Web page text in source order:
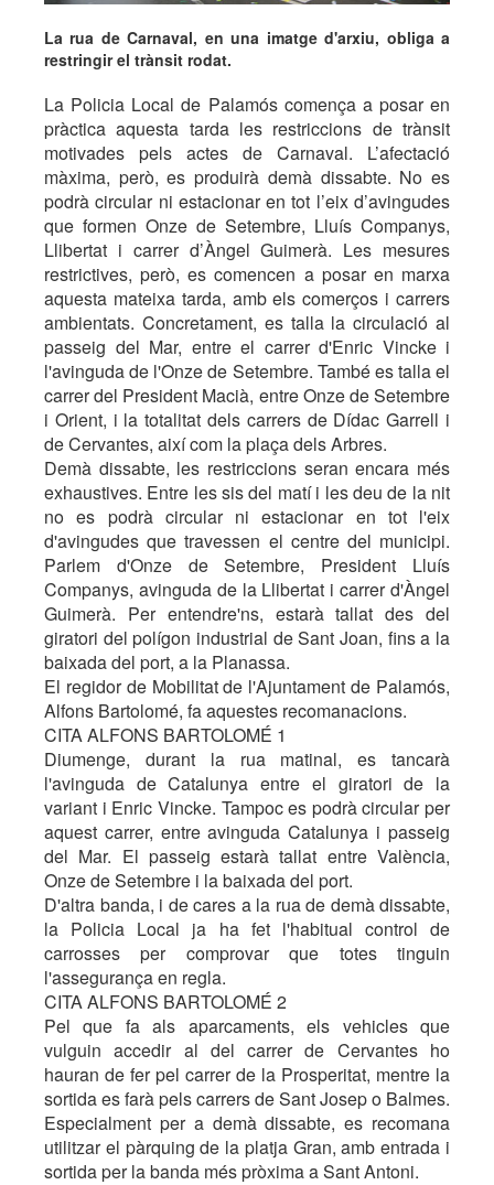
La rua de Carnaval, en una imatge d'arxiu, obliga a
restringir el trànsit rodat.
La Policia Local de Palamós comença a posar en
pràctica aquesta tarda les restriccions de trànsit
motivades pels actes de Carnaval. L’afectació
màxima, però, es produirà demà dissabte. No es
podrà circular ni estacionar en tot l’eix d’avingudes
que formen Onze de Setembre, Lluís Companys,
Llibertat i carrer d’Àngel Guimerà. Les mesures
restrictives, però, es comencen a posar en marxa
aquesta mateixa tarda, amb els comerços i carrers
ambientats. Concretament, es talla la circulació al
passeig del Mar, entre el carrer d'Enric Vincke i
l'avinguda de l'Onze de Setembre. També es talla el
carrer del President Macià, entre Onze de Setembre
i Orient, i la totalitat dels carrers de Dídac Garrell i
de Cervantes, així com la plaça dels Arbres.
Demà dissabte, les restriccions seran encara més
exhaustives. Entre les sis del matí i les deu de la nit
no es podrà circular ni estacionar en tot l'eix
d'avingudes que travessen el centre del municipi.
Parlem d'Onze de Setembre, President Lluís
Companys, avinguda de la Llibertat i carrer d'Àngel
Guimerà. Per entendre'ns, estarà tallat des del
giratori del polígon industrial de Sant Joan, fins a la
baixada del port, a la Planassa.
El regidor de Mobilitat de l'Ajuntament de Palamós,
Alfons Bartolomé, fa aquestes recomanacions.
CITA ALFONS BARTOLOMÉ 1
Diumenge, durant la rua matinal, es tancarà
l'avinguda de Catalunya entre el giratori de la
variant i Enric Vincke. Tampoc es podrà circular per
aquest carrer, entre avinguda Catalunya i passeig
del Mar. El passeig estarà tallat entre València,
Onze de Setembre i la baixada del port.
D'altra banda, i de cares a la rua de demà dissabte,
la Policia Local ja ha fet l'habitual control de
carrosses per comprovar que totes tinguin
l'assegurança en regla.
CITA ALFONS BARTOLOMÉ 2
Pel que fa als aparcaments, els vehicles que
vulguin accedir al del carrer de Cervantes ho
hauran de fer pel carrer de la Prosperitat, mentre la
sortida es farà pels carrers de Sant Josep o Balmes.
Especialment per a demà dissabte, es recomana
utilitzar el pàrquing de la platja Gran, amb entrada i
sortida per la banda més pròxima a Sant Antoni.